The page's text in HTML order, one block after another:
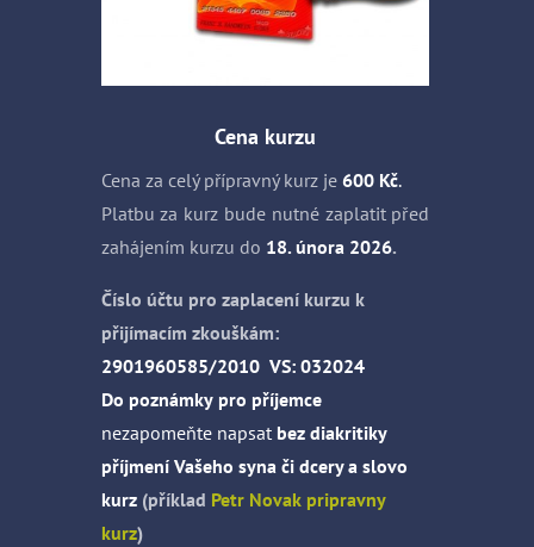
Cena kurzu
Cena za celý přípravný kurz je 600 Kč.
Platbu za kurz bude nutné zaplatit před
zahájením kurzu do 18. února 2026.
Číslo účtu pro zaplacení kurzu k
přijímacím zkouškám:
2901960585/2010 VS: 032024
Do poznámky pro příjemce
nezapomeňte napsat bez diakritiky
příjmení Vašeho syna či dcery a slovo
kurz(příklad Petr Novak pripravny
kurz)